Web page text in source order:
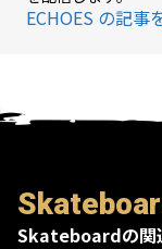
ECHOES の記事
Skateboardの関